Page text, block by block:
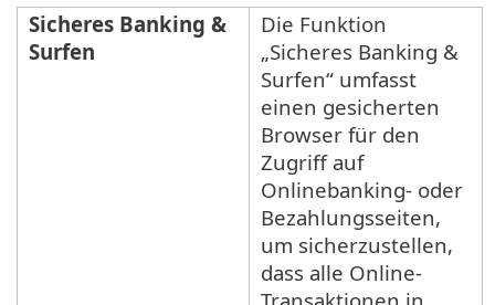
Sicheres Banking &
Surfen
Die Funktion
„Sicheres Banking &
Surfen“ umfasst
einen gesicherten
Browser für den
Zugriff auf
Onlinebanking- oder
Bezahlungsseiten,
um sicherzustellen,
dass alle Online-